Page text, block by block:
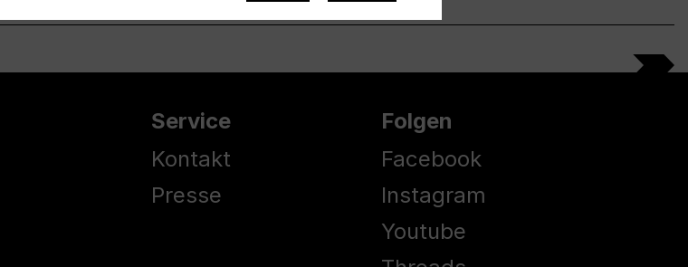
Service
Kontakt
Presse
Folgen
Facebook
Instagram
Youtube